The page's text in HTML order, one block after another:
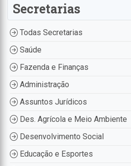
Secretarias
Todas Secretarias
Saúde
Fazenda e Finanças
Administração
Assuntos Jurídicos
Des. Agrícola e Meio Ambiente
Desenvolvimento Social
Educação e Esportes